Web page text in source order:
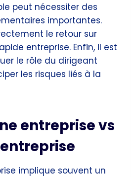
peut nécessiter des
importantes.
le retour sur
entreprise. Enfin, il est
le rôle du dirigeant
les risques liés à la
entreprise vs
implique souvent un